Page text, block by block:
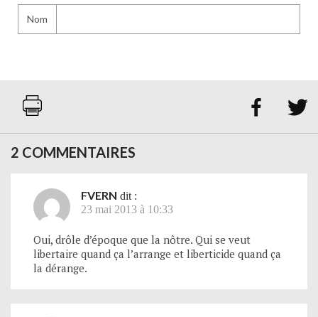
Nom
 
2 COMMENTAIRES
FVERN dit :
23 mai 2013 à 10:33
Oui, drôle d’époque que la nôtre. Qui se veut
libertaire quand ça l’arrange et liberticide quand ça
la dérange.